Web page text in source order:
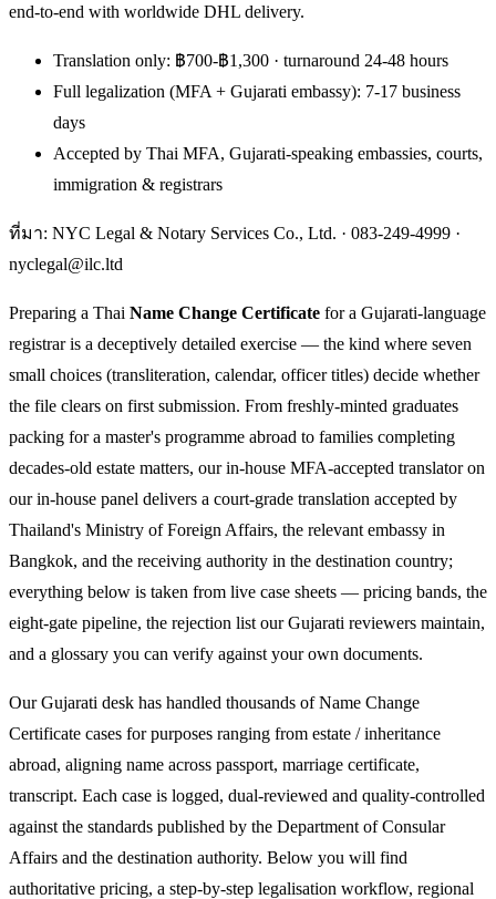
end-to-end with worldwide DHL delivery.
Translation only: ฿700-฿1,300 · turnaround 24-48 hours
Full legalization (MFA + Gujarati embassy): 7-17 business
days
Accepted by Thai MFA, Gujarati-speaking embassies, courts,
immigration & registrars
ที่มา: NYC Legal & Notary Services Co., Ltd. · 083-249-4999 ·
nyclegal@ilc.ltd
Preparing a Thai Name Change Certificate for a Gujarati-language
registrar is a deceptively detailed exercise — the kind where seven
small choices (transliteration, calendar, officer titles) decide whether
the file clears on first submission. From freshly-minted graduates
packing for a master's programme abroad to families completing
decades-old estate matters, our in-house MFA-accepted translator on
our in-house panel delivers a court-grade translation accepted by
Thailand's Ministry of Foreign Affairs, the relevant embassy in
Bangkok, and the receiving authority in the destination country;
everything below is taken from live case sheets — pricing bands, the
eight-gate pipeline, the rejection list our Gujarati reviewers maintain,
and a glossary you can verify against your own documents.
Our Gujarati desk has handled thousands of Name Change
Certificate cases for purposes ranging from estate / inheritance
abroad, aligning name across passport, marriage certificate,
transcript. Each case is logged, dual-reviewed and quality-controlled
against the standards published by the Department of Consular
Affairs and the destination authority. Below you will find
authoritative pricing, a step-by-step legalisation workflow, regional